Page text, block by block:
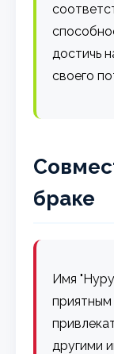
достичь
своего
браке
Имя
приятным
другими